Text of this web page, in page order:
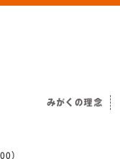
）
みがくの理念